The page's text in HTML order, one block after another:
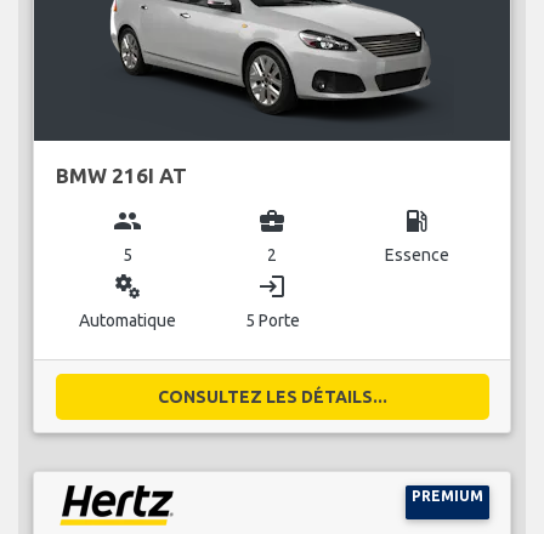
BMW 216I AT
group
5
business_center
2
local_gas_station
Essence
miscellaneous_services
Automatique
login
5 Porte
CONSULTEZ LES DÉTAILS...
PREMIUM